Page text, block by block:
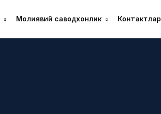
Молиявий саводхонлик Контактлар